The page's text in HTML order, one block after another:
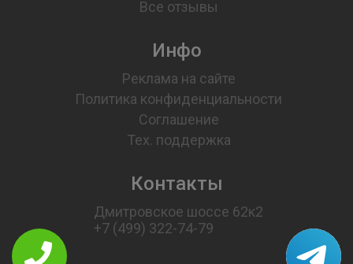
Все отзывы
Инфо
Реклама на сайте
Политика конфиденциальности
Соглашение
Тех. поддержка
Контакты
Дмитровское шоссе 62к2
+7 (499) 322-74-79